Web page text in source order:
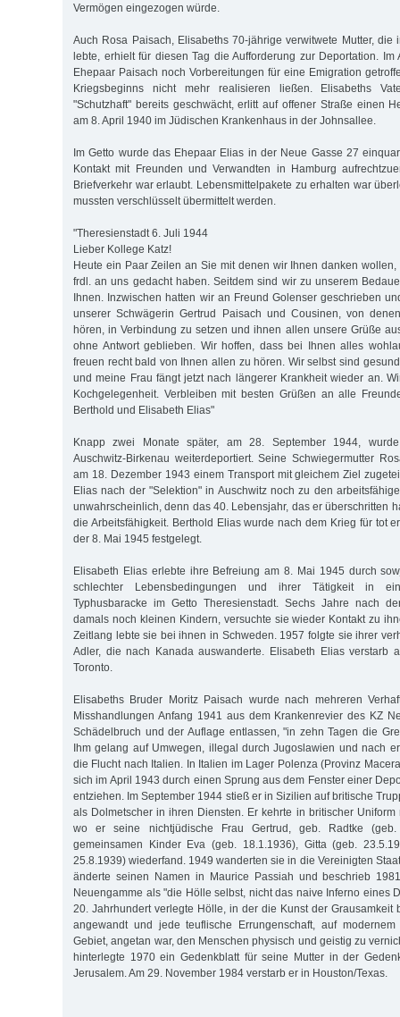
Vermögen eingezogen würde.
Auch Rosa Paisach, Elisabeths 70-jährige verwitwete Mutter, die
lebte, erhielt für diesen Tag die Aufforderung zur Deportation. Im
Ehepaar Paisach noch Vorbereitungen für eine Emigration
Kriegsbeginns nicht mehr realisieren ließen. Elisabeths
"Schutzhaft" bereits geschwächt, erlitt auf offener Straße einen
am 8. April 1940 im Jüdischen Krankenhaus in der Johnsallee.
Im Getto wurde das Ehepaar Elias in der Neue Gasse 27
Kontakt mit Freunden und Verwandten in Hamburg
Briefverkehr war erlaubt. Lebensmittelpakete zu erhalten war
mussten verschlüsselt übermittelt werden.
"Theresienstadt 6. Juli 1944
Lieber Kollege Katz!
Heute ein Paar Zeilen an Sie mit denen wir Ihnen danken
frdl. an uns gedacht haben. Seitdem sind wir zu unserem
Ihnen. Inzwischen hatten wir an Freund Golenser geschrieben
unserer Schwägerin Gertrud Paisach und Cousinen, von
hören, in Verbindung zu setzen und ihnen allen unsere Grüße
ohne Antwort geblieben. Wir hoffen, dass bei Ihnen alles
freuen recht bald von Ihnen allen zu hören. Wir selbst sind
und meine Frau fängt jetzt nach längerer Krankheit wieder an.
Kochgelegenheit. Verbleiben mit besten Grüßen an alle
Berthold und Elisabeth Elias"
Knapp zwei Monate später, am 28. September 1944,
Auschwitz-Birkenau weiterdeportiert. Seine Schwiegermutter
am 18. Dezember 1943 einem Transport mit gleichem Ziel
Elias nach der "Selektion" in Auschwitz noch zu den
unwahrscheinlich, denn das 40. Lebensjahr, das er überschritten
die Arbeitsfähigkeit. Berthold Elias wurde nach dem Krieg für tot
der 8. Mai 1945 festgelegt.
Elisabeth Elias erlebte ihre Befreiung am 8. Mai 1945 durch
schlechter Lebensbedingungen und ihrer Tätigkeit in
Typhusbaracke im Getto Theresienstadt. Sechs Jahre nach
damals noch kleinen Kindern, versuchte sie wieder Kontakt zu
Zeitlang lebte sie bei ihnen in Schweden. 1957 folgte sie ihrer
Adler, die nach Kanada auswanderte. Elisabeth Elias verstarb
Toronto.
Elisabeths Bruder Moritz Paisach wurde nach mehreren
Misshandlungen Anfang 1941 aus dem Krankenrevier des KZ
Schädelbruch und der Auflage entlassen, "in zehn Tagen die
Ihm gelang auf Umwegen, illegal durch Jugoslawien und nach
die Flucht nach Italien. In Italien im Lager Polenza (Provinz
sich im April 1943 durch einen Sprung aus dem Fenster einer
entziehen. Im September 1944 stieß er in Sizilien auf britische
als Dolmetscher in ihren Diensten. Er kehrte in britischer Uniform
wo er seine nichtjüdische Frau Gertrud, geb. Radtke
gemeinsamen Kinder Eva (geb. 18.1.1936), Gitta (geb.
25.8.1939) wiederfand. 1949 wanderten sie in die Vereinigten
änderte seinen Namen in Maurice Passiah und beschrieb
Neuengamme als "die Hölle selbst, nicht das naive Inferno eines
20. Jahrhundert verlegte Hölle, in der die Kunst der Grausamkeit
angewandt und jede teuflische Errungenschaft, auf modernem
Gebiet, angetan war, den Menschen physisch und geistig zu
hinterlegte 1970 ein Gedenkblatt für seine Mutter in der
Jerusalem. Am 29. November 1984 verstarb er in Houston/Texas.